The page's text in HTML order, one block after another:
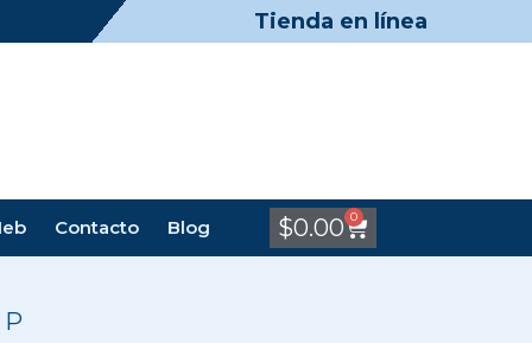
Tienda en línea
Contacto Blog $0.00 0
P